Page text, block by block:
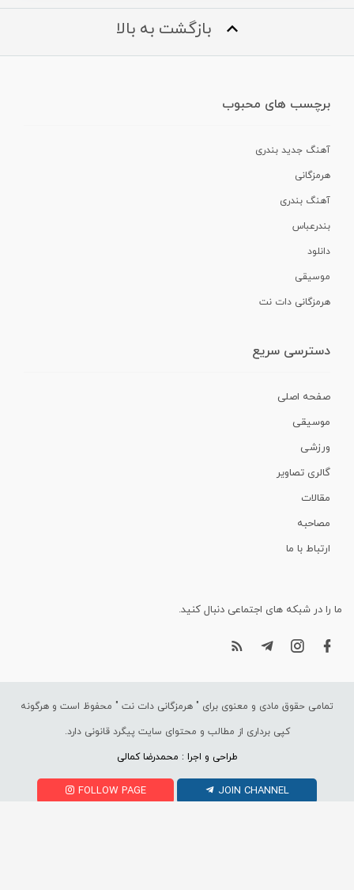
بازگشت به بالا
برچسب های محبوب
آهنگ جدید بندری
هرمزگانی
آهنگ بندری
بندرعباس
دانلود
موسیقی
هرمزگانی دات نت
دسترسی سریع
صفحه اصلی
موسیقی
ورزشی
گالری تصاویر
مقالات
مصاحبه
ارتباط با ما
ما را در شبکه های اجتماعی دنبال کنید.
تمامی حقوق مادی و معنوی برای " هرمزگانی دات نت " محفوظ است و هرگونه
کپی برداری از مطالب و محتوای سایت پیگرد قانونی دارد.
طراحی و اجرا : محمدرضا کمالی
FOLLOW PAGE JOIN CHANNEL